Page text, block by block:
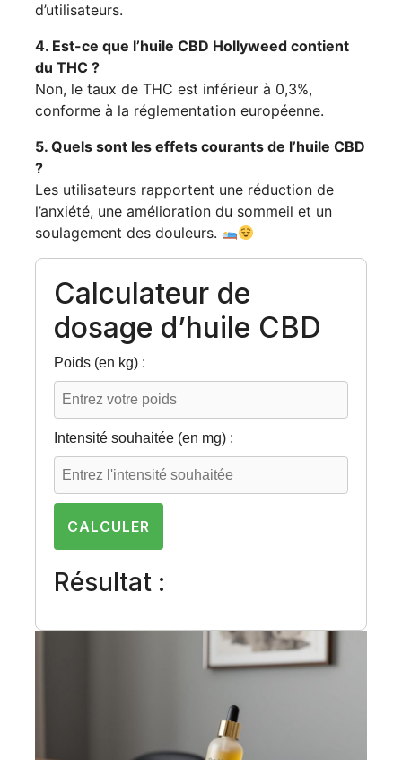
d’utilisateurs.
4. Est-ce que l’huile CBD Hollyweed contient
du THC ?
Non, le taux de THC est inférieur à 0,3%,
conforme à la réglementation européenne.
5. Quels sont les effets courants de l’huile CBD
?
Les utilisateurs rapportent une réduction de
l’anxiété, une amélioration du sommeil et un
soulagement des douleurs.
Calculateur de
dosage d’huile CBD
Poids (en kg) :
Intensité souhaitée (en mg) :
CALCULER
Résultat :